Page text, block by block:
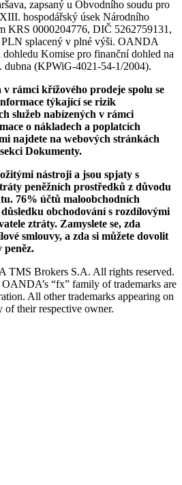
zapsaný u Obvodního soudu pro
hospodářský úsek Národního
KRS 0000204776, DIČ 5262759131,
splacený v plné výši. OANDA
Komise pro finanční dohled na
dubna (KPWiG-4021-54-1/2004).
v rámci křížového prodeje spolu se
týkající se rizik
služeb nabízených v rámci
o nákladech a poplatcích
najdete na webových stránkách
Dokumenty.
nástroji a jsou spjaty s
peněžních prostředků z důvodu
76% účtů maloobchodních
obchodování s rozdílovými
ztráty. Zamyslete se, zda
smlouvy, a zda si můžete dovolit
TMS Brokers S.A. All rights reserved.
“fx” family of trademarks are
All other trademarks appearing on
of their respective owner.